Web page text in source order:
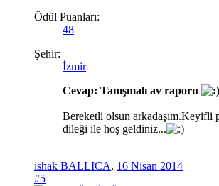
Ödül Puanları:
48
Şehir:
İzmir
Cevap: Tanışmalı av raporu
Bereketli olsun arkadaşım.Keyifli
dileği ile hoş geldiniz...
ishak BALLICA, 16 Nisan 2014
#5